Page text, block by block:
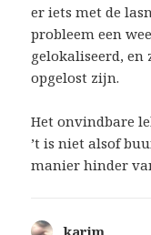
er iets met de
probleem een
gelokaliseerd, en
opgelost zijn.
Het onvindbare
’t is niet alsof
manier hinder
karim